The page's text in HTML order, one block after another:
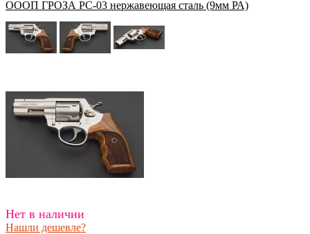
ОООП ГРОЗА РС-03 нержавеющая сталь (9мм РА)
Нет в наличии
Нашли дешевле?